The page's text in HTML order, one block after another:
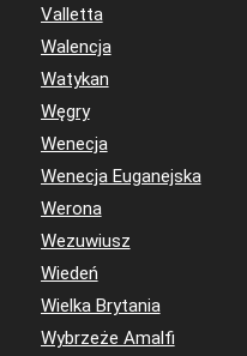
Valletta
Walencja
Watykan
Węgry
Wenecja
Wenecja Euganejska
Werona
Wezuwiusz
Wiedeń
Wielka Brytania
Wybrzeże Amalfi